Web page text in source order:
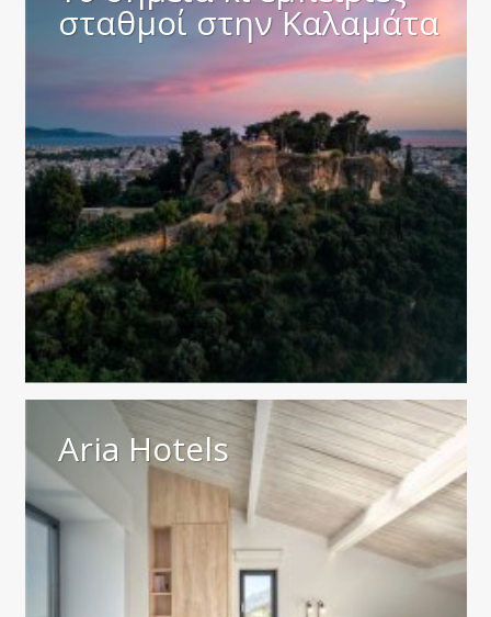
σταθμοί στην Καλαμάτα
Aria Hotels